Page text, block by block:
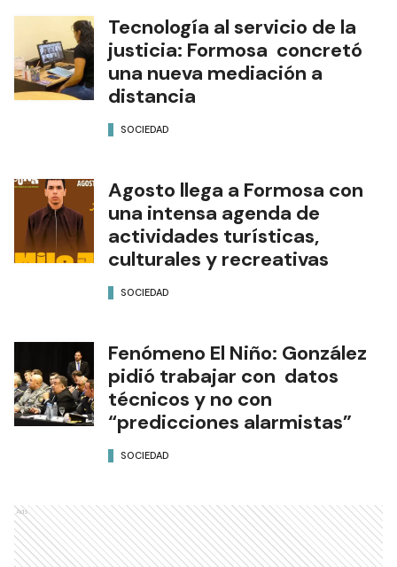
Tecnología al servicio de la
justicia: Formosa concretó
una nueva mediación a
distancia
SOCIEDAD
Agosto llega a Formosa con
una intensa agenda de
actividades turísticas,
culturales y recreativas
SOCIEDAD
Fenómeno El Niño: González
pidió trabajar con datos
técnicos y no con
“predicciones alarmistas”
SOCIEDAD
Ads